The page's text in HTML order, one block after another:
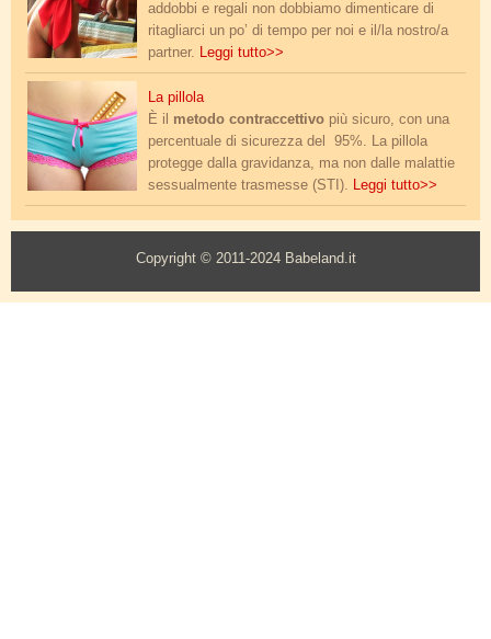
addobbi e regali non dobbiamo dimenticare di
ritagliarci un po’ di tempo per noi e il/la nostro/a
partner. Leggi tutto>>
pillola.png
La pillola
È il metodo contraccettivo più sicuro, con una
percentuale di sicurezza del 95%. La pillola
protegge dalla gravidanza, ma non dalle malattie
sessualmente trasmesse (STI). Leggi tutto>>
Copyright © 2011-2024 Babeland.it